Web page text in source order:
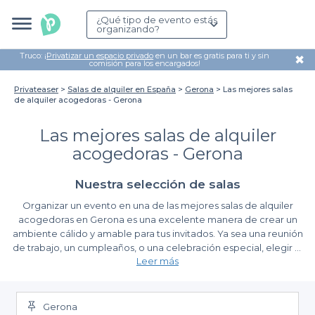
¿Qué tipo de evento estás
organizando?
Truco: ¡Privatizar un espacio privado en un bar es gratis para ti y sin
comisión para los encargados! ✖
Privateaser Salas de alquiler en España Gerona
Las mejores salas
de alquiler acogedoras - Gerona
Las mejores salas de alquiler
acogedoras - Gerona
Nuestra selección de salas
Organizar un evento en una de las mejores salas de alquiler
acogedoras en Gerona es una excelente manera de crear un
ambiente cálido y amable para tus invitados. Ya sea una reunión
de trabajo, un cumpleaños, o una celebración especial, elegir el
lugar adecuado puede marcar la diferencia. Gerona, con su
perfecto para cualquier tipo de evento.
Facilita la planificación de tu evento
En Privateaser, hemos creado una plataforma que simplifica el
Leer más
Gerona